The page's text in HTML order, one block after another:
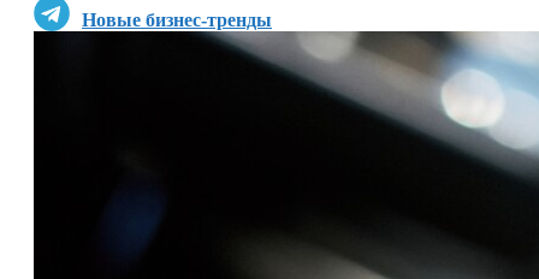
Новые бизнес-тренды